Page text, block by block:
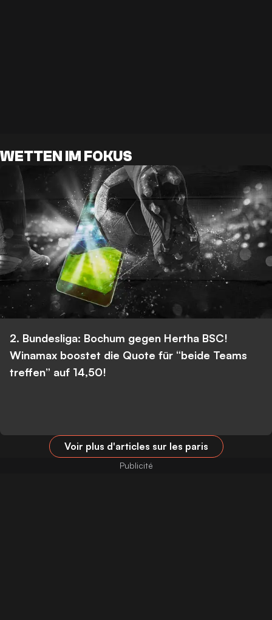
WETTEN IM FOKUS
2. Bundesliga: Bochum gegen Hertha BSC!
Winamax boostet die Quote für “beide Teams
treffen” auf 14,50!
Voir plus d'articles sur les paris